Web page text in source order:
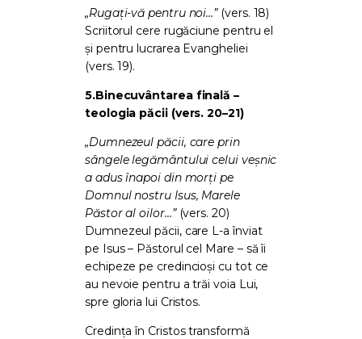
„Rugați-vă pentru noi…”(vers. 18)
Scriitorul cere rugăciune pentru el
și pentru lucrarea Evangheliei
(vers. 19).
5.Binecuvântarea finală –
teologia păcii (vers. 20–21)
„Dumnezeul păcii, care prin
sângele legământului celui veșnic
a adus înapoi din morți pe
Domnul nostru Isus, Marele
Păstor al oilor…”(vers. 20)
Dumnezeul păcii, care L-a înviat
pe Isus – Păstorul cel Mare – să îi
echipeze pe credincioși cu tot ce
au nevoie pentru a trăi voia Lui,
spre gloria lui Cristos.
Credința în Cristos transformă